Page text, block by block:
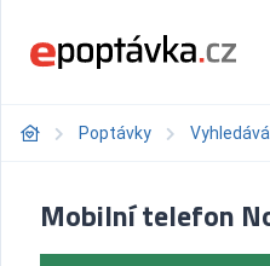
Poptávky
Mobilní telefon